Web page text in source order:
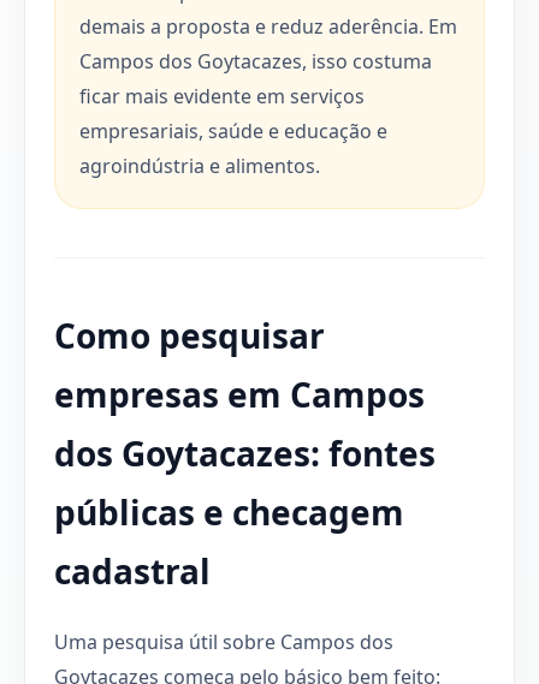
demais a proposta e reduz aderência. Em
Campos dos Goytacazes, isso costuma
ficar mais evidente em serviços
empresariais, saúde e educação e
agroindústria e alimentos.
Como pesquisar
empresas em Campos
dos Goytacazes: fontes
públicas e checagem
cadastral
Uma pesquisa útil sobre Campos dos
Goytacazes começa pelo básico bem feito: